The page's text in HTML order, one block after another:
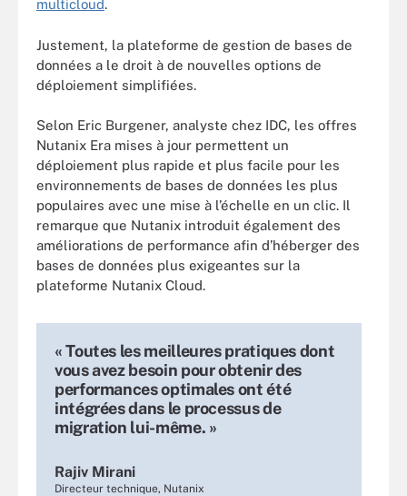
multicloud.
Justement, la plateforme de gestion de bases de
données a le droit à de nouvelles options de
déploiement simplifiées.
Selon Eric Burgener, analyste chez IDC, les offres
Nutanix Era mises à jour permettent un
déploiement plus rapide et plus facile pour les
environnements de bases de données les plus
populaires avec une mise à l’échelle en un clic. Il
remarque que Nutanix introduit également des
améliorations de performance afin d’héberger des
bases de données plus exigeantes sur la
plateforme Nutanix Cloud.
« Toutes les meilleures pratiques dont
vous avez besoin pour obtenir des
performances optimales ont été
intégrées dans le processus de
migration lui-même. »
Rajiv Mirani
Directeur technique, Nutanix